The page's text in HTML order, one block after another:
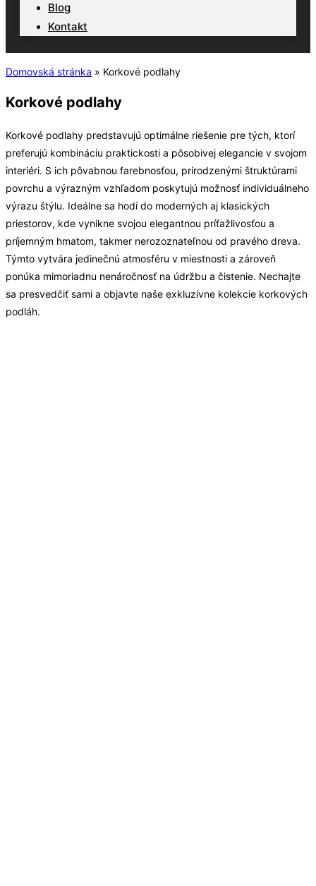
Blog
Kontakt
Domovská stránka » Korkové podlahy
Korkové podlahy
Korkové podlahy predstavujú optimálne riešenie pre tých, ktorí
preferujú kombináciu praktickosti a pôsobivej elegancie v svojom
interiéri. S ich pôvabnou farebnosťou, prirodzenými štruktúrami
povrchu a výrazným vzhľadom poskytujú možnosť individuálneho
výrazu štýlu. Ideálne sa hodí do moderných aj klasických
priestorov, kde vynikne svojou elegantnou príťažlivosťou a
príjemným hmatom, takmer nerozoznateľnou od pravého dreva.
Týmto vytvára jedinečnú atmosféru v miestnosti a zároveň
ponúka mimoriadnu nenáročnosť na údržbu a čistenie. Nechajte
sa presvedčiť sami a objavte naše exkluzívne kolekcie korkových
podláh.